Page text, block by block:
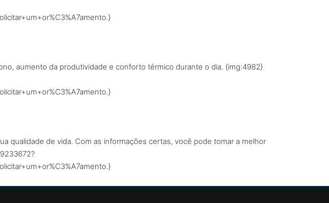
aumento da produtividade e conforto térmico durante o dia. {img:4982}
qualidade de vida. Com as informações certas, você pode tomar a melhor